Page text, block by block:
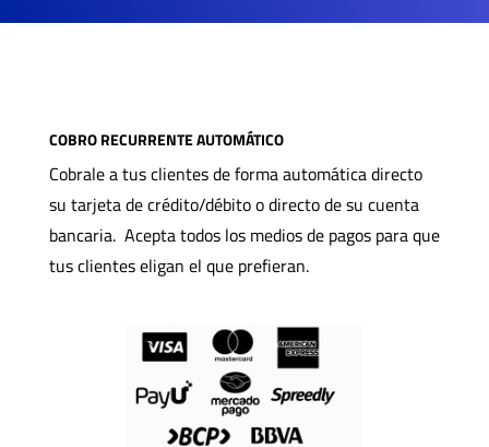
COBRO RECURRENTE AUTOMÁTICO
Cobrale a tus clientes de forma automática directo
su tarjeta de crédito/débito o directo de su cuenta
bancaria. Acepta todos los medios de pagos para que
tus clientes eligan el que prefieran.